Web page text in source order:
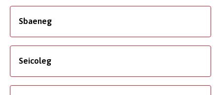
Sbaeneg
Seicoleg